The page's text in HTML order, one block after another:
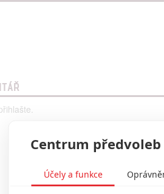
Centrum
Účely a funkce